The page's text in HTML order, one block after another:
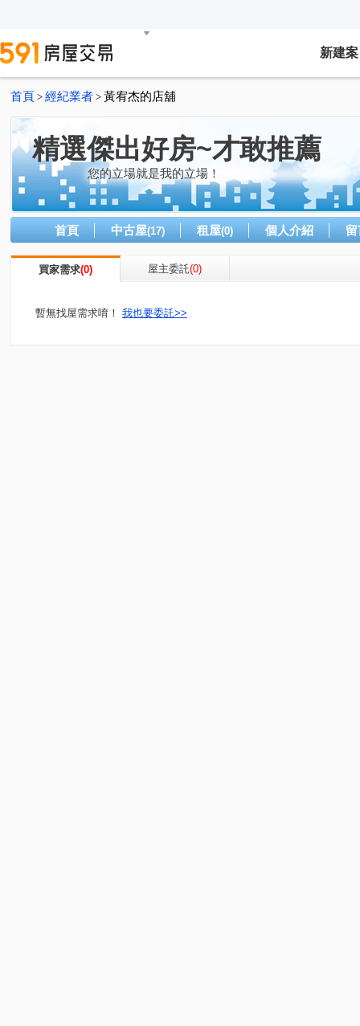
新建案
首頁 > 經紀業者 > 黃宥杰的店舖
精選傑出好房~才敢推薦
您的立場就是我的立場！
首頁 中古屋(17) 租屋(0) 個人介紹
買家需求(0) 屋主委託(0)
暫無找屋需求唷！ 我也要委託>>